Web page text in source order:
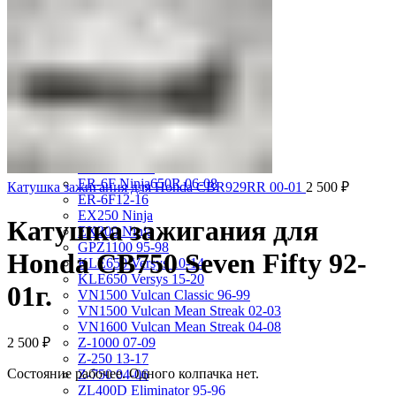
VT600C Shadow 01-08
VT750 Shadow A.C.E. 97-01
VTR1000F 97-06
VTX1800S 01-06
X-4 97-03
ER-6F Ninja650R 06-08
ER-6F12-16
EX250 Ninja
EX300 Ninja
GPZ1100 95-98
KLE650 Versys 10-14
KLE650 Versys 15-20
VN1500 Vulcan Classic 96-99
VN1500 Vulcan Mean Streak 02-03
VN1600 Vulcan Mean Streak 04-08
Z-1000 07-09
Z-250 13-17
Z-750 04-06
ZL400D Eliminator 95-96
Катушка зажигания для Honda CBR929RR 00-01 2 500 ₽
Катушка зажигания для
Honda CB750 Seven Fifty 92-
01г.
2 500 ₽
Состояние рабочее. Одного колпачка нет.